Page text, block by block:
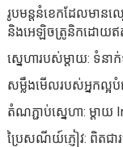
រូបមន្តនំខេកដែលមាន
និងអេឡិចត្រូនិកដោយឥត
ស្នេហារបស់ម្តាយ: ទំន
សម្លឹងមើលរបស់អ្នកល្អបំ
តំណភ្ជាប់ស្នេហា: ម្តាយ
ប្រៃសណីយ៍ភ្ញៀវ: ពិតជា